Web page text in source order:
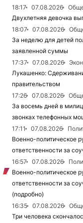
18:17
07.08.2026
Двухлетняя девочка
18:07
07.08.2026
За неделю для детей
заявленной суммы
17:37
07.08.2026
Лукашенко:
правительством
17:26
07.08.2026
За восемь дней в
звонках телефонных
17:11
07.08.2026
Военно-политическое
ответственности за
16:57
07.08.2026
Военно-политическое
ответственности за
(подробно)
16:35
07.08.2026
Три человека